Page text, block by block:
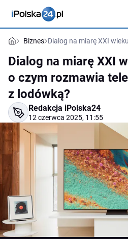
Biznes Dialog na miarę XXI
Dialog na miarę XXI
o czym rozmawia
z lodówką?
Redakcja iPolska24
12 czerwca 2025, 11:55